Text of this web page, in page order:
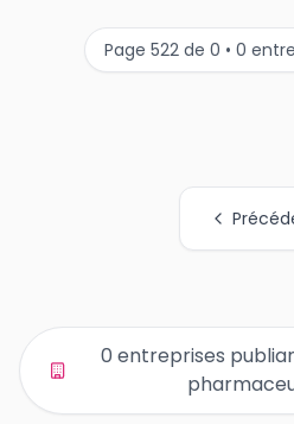
Page 522 de 0 • 0
0 entreprises